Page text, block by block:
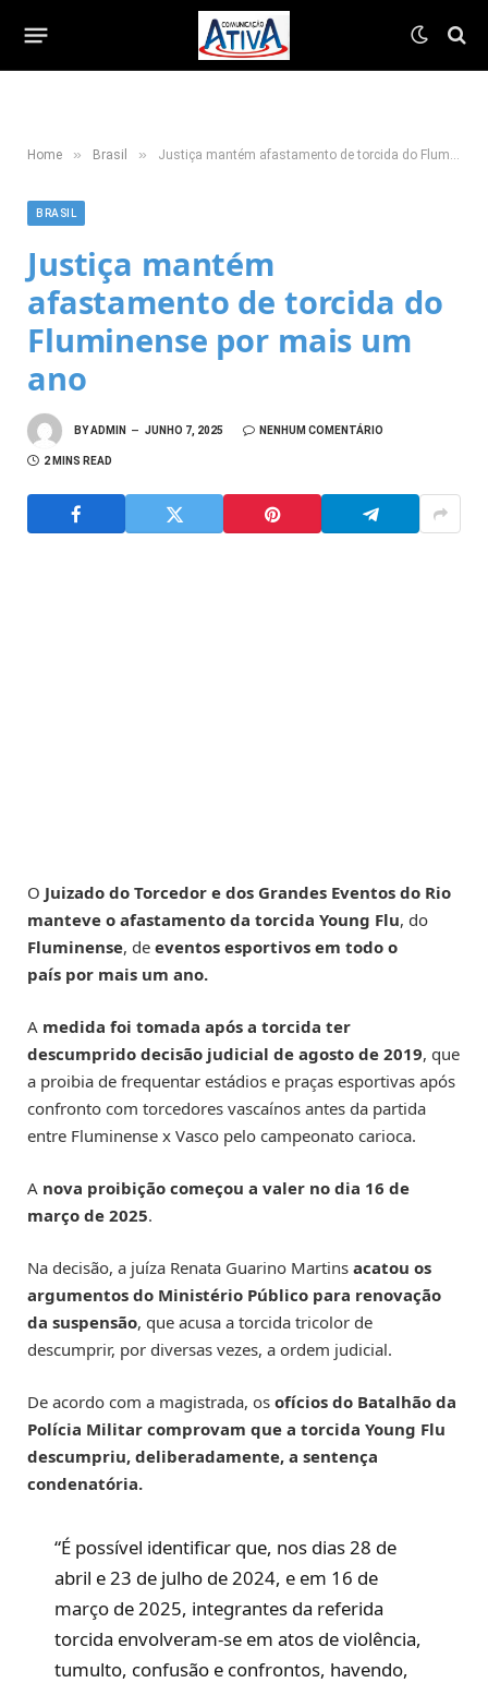
Home » Brasil » Justiça mantém afastamento de torcida do Fluminense por mais um ano
BRASIL
Justiça mantém
afastamento de torcida do
Fluminense por mais um
ano
BYADMIN JUNHO 7, 2025 NENHUM COMENTÁRIO
2 MINS READ
O Juizado do Torcedor e dos Grandes Eventos do Rio
manteve o afastamento da torcida Young Flu, do
Fluminense, de eventos esportivos em todo o
país por mais um ano.
A medida foi tomada após a torcida ter
descumprido decisão judicial de agosto de 2019, que
a proibia de frequentar estádios e praças esportivas após
confronto com torcedores vascaínos antes da partida
entre Fluminense x Vasco pelo campeonato carioca.
A nova proibição começou a valer no dia 16 de
março de 2025.
Na decisão, a juíza Renata Guarino Martins acatou os
argumentos do Ministério Público para renovação
da suspensão, que acusa a torcida tricolor de
descumprir, por diversas vezes, a ordem judicial.
De acordo com a magistrada, os ofícios do Batalhão da
Polícia Militar comprovam que a torcida Young Flu
descumpriu, deliberadamente, a sentença
condenatória.
“É possível identificar que, nos dias 28 de
abril e 23 de julho de 2024, e em 16 de
março de 2025, integrantes da referida
torcida envolveram-se em atos de violência,
tumulto, confusão e confrontos, havendo,